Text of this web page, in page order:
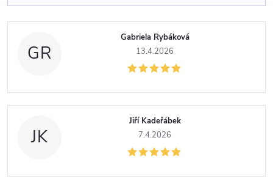
GR
Gabriela Rybáková
13.4.2026
JK
Jiří Kadeřábek
7.4.2026